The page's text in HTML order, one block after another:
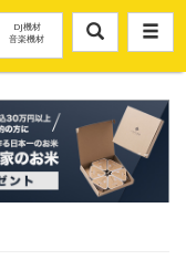
DJ機材
音楽機材